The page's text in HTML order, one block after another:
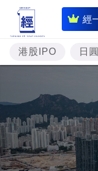
經
即
時
財
經
題
投
資
樓
港股IPO 日圓